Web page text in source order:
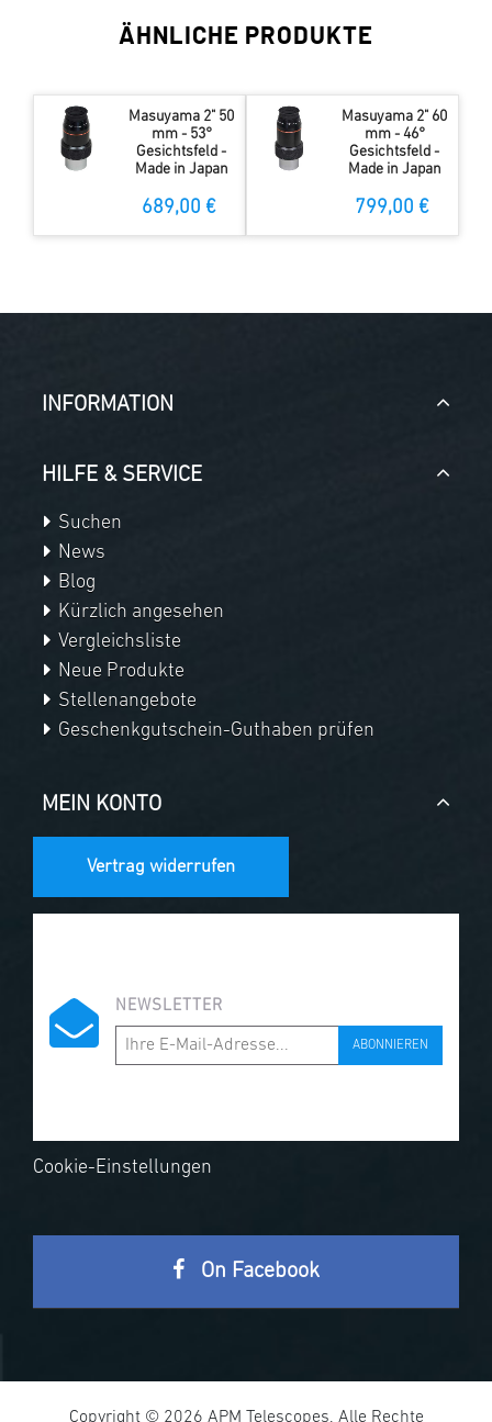
ÄHNLICHE PRODUKTE
Masuyama 2" 50
mm - 53°
Gesichtsfeld -
Made in Japan
689,00 €
Masuyama 2" 60
mm - 46°
Gesichtsfeld -
Made in Japan
799,00 €
INFORMATION
HILFE & SERVICE
Suchen
News
Blog
Kürzlich angesehen
Vergleichsliste
Neue Produkte
Stellenangebote
Geschenkgutschein-Guthaben prüfen
MEIN KONTO
Vertrag widerrufen
NEWSLETTER
ABONNIEREN
Cookie-Einstellungen
On Facebook
Copyright © 2026 APM Telescopes. Alle Rechte